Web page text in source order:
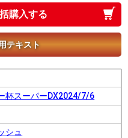
購入する
テキスト
杯スーパーDX2024/7/6
シュ